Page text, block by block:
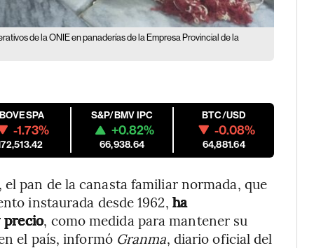
de la ONIE en panaderías de la Empresa Provincial de la
-1.73%
S&P/BMV IPC
+0.82%
66,938.64
BTC/USD
-0.08%
64,881.64
pan de la canasta familiar normada, que
instaurada desde 1962, ha
precio, como medida para mantener su
el país, informó Granma, diario oficial del